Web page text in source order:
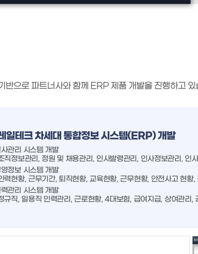
반으로 파트너사와 함께 ERP 제품 개발을 진행하고 있
일테크 차세대 통합정보 시스템(ERP) 개발
관리 시스템 개발
직정보관리, 정원 및 채용관리, 인사발령관리, 인사정보관리, 인
정보 시스템 개발
력현황, 근무기간, 퇴직현황, 교육현황, 근무현황, 안전사고 현황,
관리 시스템 개발
규직, 일용직 인력관리, 근로현황, 4대보험, 급여지급, 상여관리,